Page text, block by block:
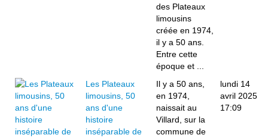
des Plateaux
limousins
créée en 1974,
il y a 50 ans.
Entre cette
époque et ...
Les Plateaux
limousins, 50
ans d'une
histoire
inséparable de
Il y a 50 ans,
en 1974,
naissait au
Villard, sur la
commune de
lundi 14
avril 2025
17:09